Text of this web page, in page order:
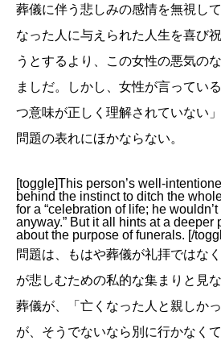
葬儀に伴う悲しみの感情を無視し
なった人に与えられた人生を喜び
うとするより、この女性の悪気の
ましだ。しかし、女性が言ってい
つ意味が正しく理解されていない
問題の表れにほかならない。
[toggle]This person’s well-
behind the instinct to ditch the
for a “celebration of life; he
anyway.” But it all hints at a
about the purpose of funerals. [/
問題は、もはや葬儀が礼拝ではな
が悲しむための私的な集まりと見
葬儀が、「亡くなった人と親しか
が、そうでないなら別に行かなく